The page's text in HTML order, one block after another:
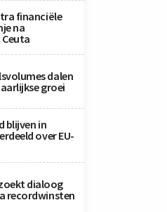
financiële
na
dalen
groei
blijven in
over EU-
dialoog
recordwinsten